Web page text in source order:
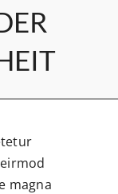
magna